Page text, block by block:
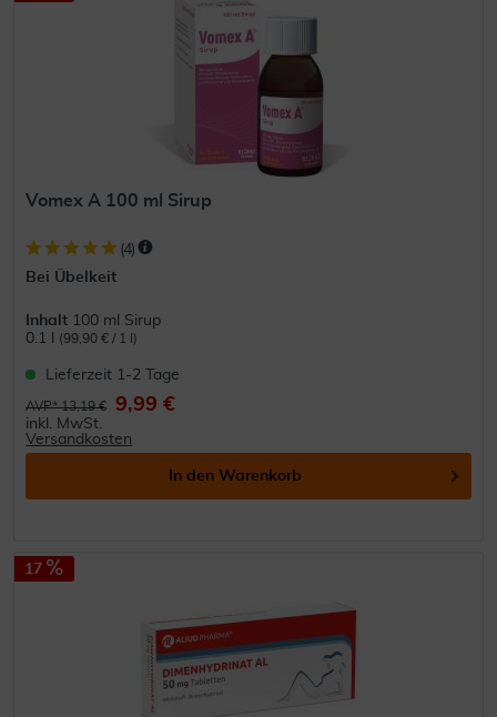
Vomex A 100 ml Sirup
(4)
Bei Übelkeit
Inhalt 100 ml Sirup
0.1 l
(99,90 € / 1 l)
Lieferzeit 1-2 Tage
AVP* 13,19 € 9,99 €
inkl. MwSt.
Versandkosten
In den Warenkorb
17